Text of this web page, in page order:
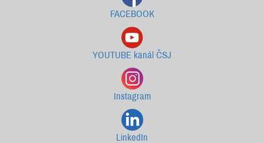
FACEBOOK
YOUTUBE kanál ČSJ
Instagram
LinkedIn